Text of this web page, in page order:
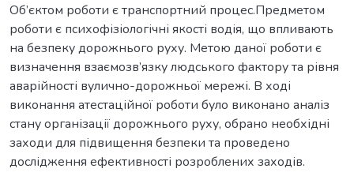
Об’єктом роботи є транспортний процес.Предметом
роботи є психофізіологічні якості водія, що впливають
на безпеку дорожнього руху. Метою даної роботи є
визначення взаємозв’язку людського фактору та рівня
аварійності вулично-дорожньої мережі. В ході
виконання атестаційної роботи було виконано аналіз
стану організації дорожнього руху, обрано необхідні
заходи для підвищення безпеки та проведено
дослідження ефективності розроблених заходів.